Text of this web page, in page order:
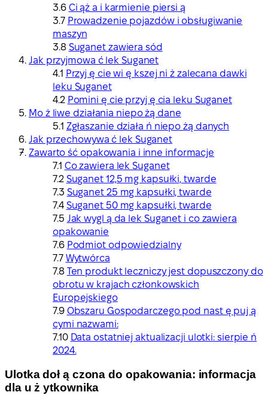
Ci ąż a i karmienie piersi ą
Prowadzenie pojazdów i obsługiwanie
maszyn
Suganet zawiera sód
Jak przyjmowa ć lek Suganet
Przyj ę cie wi ę kszej ni ż zalecana dawki
leku Suganet
Pomini ę cie przyj ę cia leku Suganet
Mo ż liwe działania niepo żą dane
Zgłaszanie działa ń niepo żą danych
Jak przechowywa ć lek Suganet
Zawarto ść opakowania i inne informacje
Co zawiera lek Suganet
Suganet 12,5 mg kapsułki, twarde
Suganet 25 mg kapsułki, twarde
Suganet 50 mg kapsułki, twarde
Jak wygl ą da lek Suganet i co zawiera
opakowanie
Podmiot odpowiedzialny
Wytwórca
Ten produkt leczniczy jest dopuszczony do
obrotu w krajach członkowskich
Europejskiego
Obszaru Gospodarczego pod nast ę puj ą
cymi nazwami:
Data ostatniej aktualizacji ulotki: sierpie ń
2024.
Ulotka doł ą czona do opakowania: informacja
dla u ż ytkownika